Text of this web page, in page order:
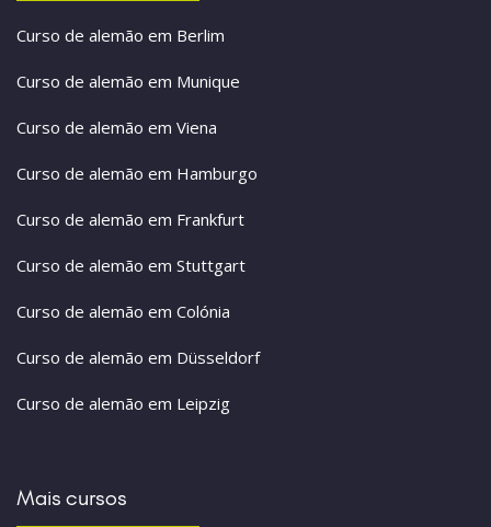
Curso de alemão em Berlim
Curso de alemão em Munique
Curso de alemão em Viena
Curso de alemão em Hamburgo
Curso de alemão em Frankfurt
Curso de alemão em Stuttgart
Curso de alemão em Colónia
Curso de alemão em Düsseldorf
Curso de alemão em Leipzig
Mais cursos